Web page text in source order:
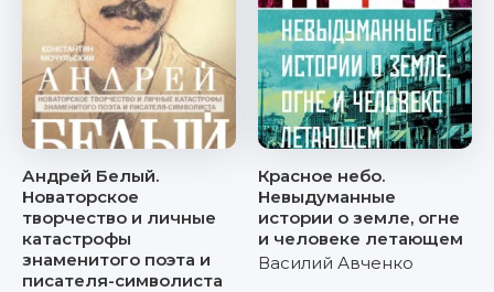
Андрей Белый.
Новаторское
творчество и личные
катастрофы
знаменитого поэта и
писателя-символиста
Красное небо.
Невыдуманные
истории о земле, огне
и человеке летающем
Василий Авченко